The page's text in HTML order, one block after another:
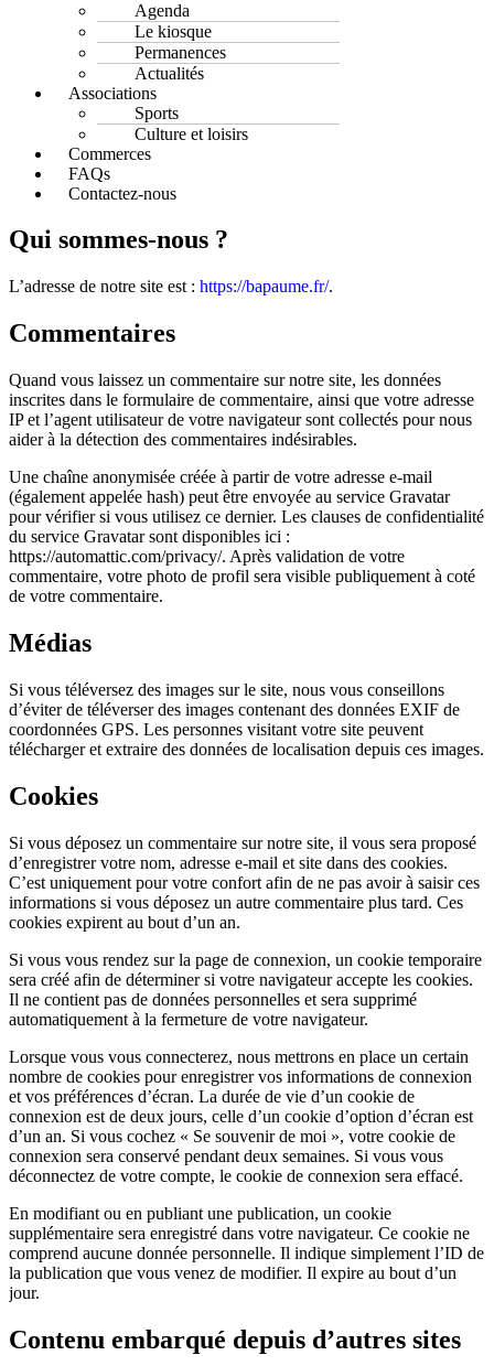
Agenda
Le kiosque
Permanences
Actualités
Associations
Sports
Culture et loisirs
Commerces
FAQs
Contactez-nous
Qui sommes-nous ?
L’adresse de notre site est : https://bapaume.fr/.
Commentaires
Quand vous laissez un commentaire sur notre site, les données
inscrites dans le formulaire de commentaire, ainsi que votre adresse
IP et l’agent utilisateur de votre navigateur sont collectés pour nous
aider à la détection des commentaires indésirables.
Une chaîne anonymisée créée à partir de votre adresse e-mail
(également appelée hash) peut être envoyée au service Gravatar
pour vérifier si vous utilisez ce dernier. Les clauses de confidentialité
du service Gravatar sont disponibles ici :
https://automattic.com/privacy/. Après validation de votre
commentaire, votre photo de profil sera visible publiquement à coté
de votre commentaire.
Médias
Si vous téléversez des images sur le site, nous vous conseillons
d’éviter de téléverser des images contenant des données EXIF de
coordonnées GPS. Les personnes visitant votre site peuvent
télécharger et extraire des données de localisation depuis ces images.
Cookies
Si vous déposez un commentaire sur notre site, il vous sera proposé
d’enregistrer votre nom, adresse e-mail et site dans des cookies.
C’est uniquement pour votre confort afin de ne pas avoir à saisir ces
informations si vous déposez un autre commentaire plus tard. Ces
cookies expirent au bout d’un an.
Si vous vous rendez sur la page de connexion, un cookie temporaire
sera créé afin de déterminer si votre navigateur accepte les cookies.
Il ne contient pas de données personnelles et sera supprimé
automatiquement à la fermeture de votre navigateur.
Lorsque vous vous connecterez, nous mettrons en place un certain
nombre de cookies pour enregistrer vos informations de connexion
et vos préférences d’écran. La durée de vie d’un cookie de
connexion est de deux jours, celle d’un cookie d’option d’écran est
d’un an. Si vous cochez « Se souvenir de moi », votre cookie de
connexion sera conservé pendant deux semaines. Si vous vous
déconnectez de votre compte, le cookie de connexion sera effacé.
En modifiant ou en publiant une publication, un cookie
supplémentaire sera enregistré dans votre navigateur. Ce cookie ne
comprend aucune donnée personnelle. Il indique simplement l’ID de
la publication que vous venez de modifier. Il expire au bout d’un
jour.
Contenu embarqué depuis d’autres sites